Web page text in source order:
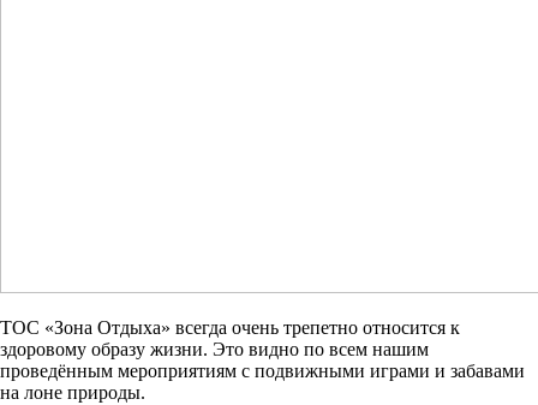
ТОС «Зона Отдыха» всегда очень трепетно относится к
здоровому образу жизни. Это видно по всем нашим
проведённым мероприятиям с подвижными играми и забавами
на лоне природы.